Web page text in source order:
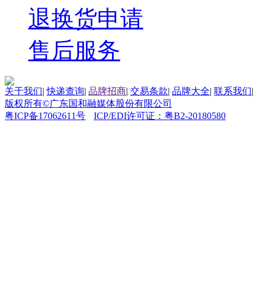
退换货申请
售后服务
关于我们|快递查询| 品牌招商| 交易条款| 品牌大全| 联系我们|
版权所有©广东国和融媒体股份有限公司
粤ICP备17062611号
ICP/EDI许可证：粤B2-20180580